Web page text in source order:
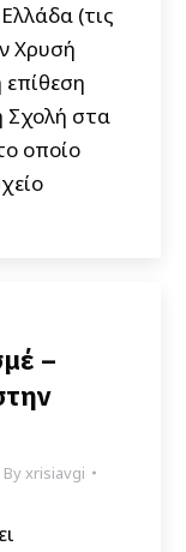
(τις
Χρυσή
Σχολή στα
οποίο
–
Byxrisiavgi